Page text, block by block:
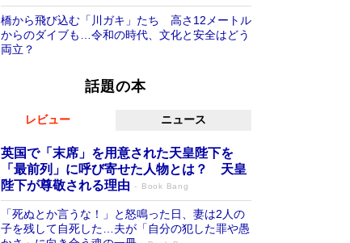
橋から飛び込む「川ガキ」たち 高さ12メートル
からのダイブも…令和の時代、文化と安全はどう
両立？
話題の本
レビュー ニュース
英国で「末席」を用意された天皇陛下を
「最前列」に呼び寄せた人物とは？ 天皇
陛下が尊敬される理由
Book Bang
「死ぬとか言うな！」と怒鳴った日、妻は2人の
子を残して自死した…夫が「自分の犯した罪や愚